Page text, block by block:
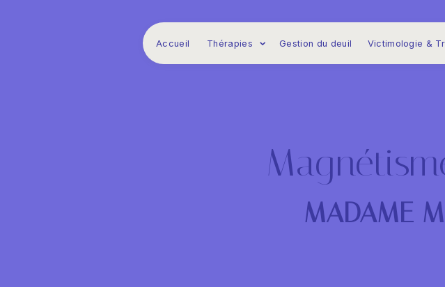
Accueil Thérapies Gestion du deuil Victimologie &
MADAME